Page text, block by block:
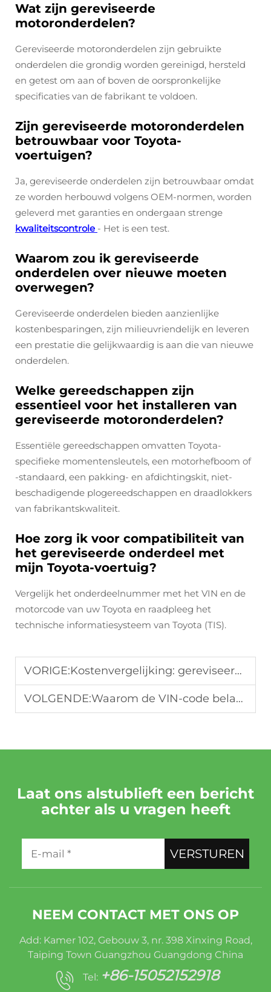
Wat zijn gereviseerde
motoronderdelen?
Gereviseerde motoronderdelen zijn gebruikte
onderdelen die grondig worden gereinigd, hersteld
en getest om aan of boven de oorspronkelijke
specificaties van de fabrikant te voldoen.
Zijn gereviseerde motoronderdelen
betrouwbaar voor Toyota-
voertuigen?
Ja, gereviseerde onderdelen zijn betrouwbaar omdat
ze worden herbouwd volgens OEM-normen, worden
geleverd met garanties en ondergaan strenge
kwaliteitscontrole - Het is een test.
Waarom zou ik gereviseerde
onderdelen over nieuwe moeten
overwegen?
Gereviseerde onderdelen bieden aanzienlijke
kostenbesparingen, zijn milieuvriendelijk en leveren
een prestatie die gelijkwaardig is aan die van nieuwe
onderdelen.
Welke gereedschappen zijn
essentieel voor het installeren van
gereviseerde motoronderdelen?
Essentiële gereedschappen omvatten Toyota-
specifieke momentensleutels, een motorhefboom of
-standaard, een pakking- en afdichtingskit, niet-
beschadigende plogereedschappen en draadlokkers
van fabrikantskwaliteit.
Hoe zorg ik voor compatibiliteit van
het gereviseerde onderdeel met
mijn Toyota-voertuig?
Vergelijk het onderdeelnummer met het VIN en de
motorcode van uw Toyota en raadpleeg het
technische informatiesysteem van Toyota (TIS).
VORIGE:Kostenvergelijking: gereviseerde versus gereviseerde motoren voor de Ford F-150
VOLGENDE:Waarom de VIN-code belangrijk is bij de aankoop van een gereviseerde motor: Gids voor B2B-kopers
Laat ons alstublieft een bericht
achter als u vragen heeft
VERSTUREN
NEEM CONTACT MET ONS OP
Add: Kamer 102, Gebouw 3, nr. 398 Xinxing Road,
Taiping Town Guangzhou Guangdong China
Tel: +86-15052152918